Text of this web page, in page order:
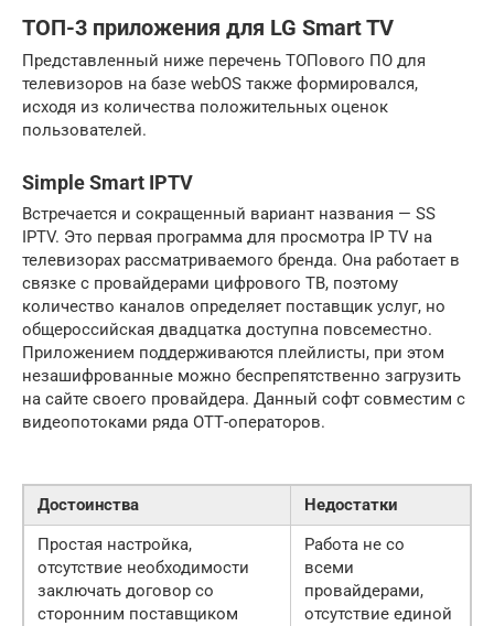
ТОП-3 приложения для LG Smart TV
Представленный ниже перечень ТОПового ПО для
телевизоров на базе webOS также формировался,
исходя из количества положительных оценок
пользователей.
Simple Smart IPTV
Встречается и сокращенный вариант названия — SS
IPTV. Это первая программа для просмотра IP TV на
телевизорах рассматриваемого бренда. Она работает в
связке с провайдерами цифрового ТВ, поэтому
количество каналов определяет поставщик услуг, но
общероссийская двадцатка доступна повсеместно.
Приложением поддерживаются плейлисты, при этом
незашифрованные можно беспрепятственно загрузить
на сайте своего провайдера. Данный софт совместим с
видеопотоками ряда ОТТ-операторов.
Достоинства
Недостатки
Простая настройка,
отсутствие необходимости
заключать договор со
сторонним поставщиком
Работа не со
всеми
провайдерами,
отсутствие единой